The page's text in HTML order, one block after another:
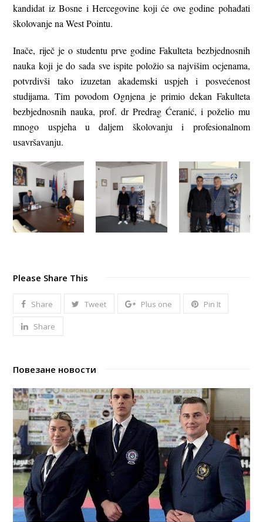
kandidat iz Bosne i Hercegovine koji će ove godine pohađati
školovanje na West Pointu.
Inače, riječ je o studentu prve godine Fakulteta bezbjednosnih
nauka koji je do sada sve ispite položio sa najvišim ocjenama,
potvrdivši tako izuzetan akademski uspjeh i posvećenost
studijama. Tim povodom Ognjena je primio dekan Fakulteta
bezbjednosnih nauka, prof. dr Predrag Ćeranić, i poželio mu
mnogo uspjeha u daljem školovanju i profesionalnom
usavršavanju.
Please Share This
Share Tweet Plus one Pin It
Share
Повезане новости